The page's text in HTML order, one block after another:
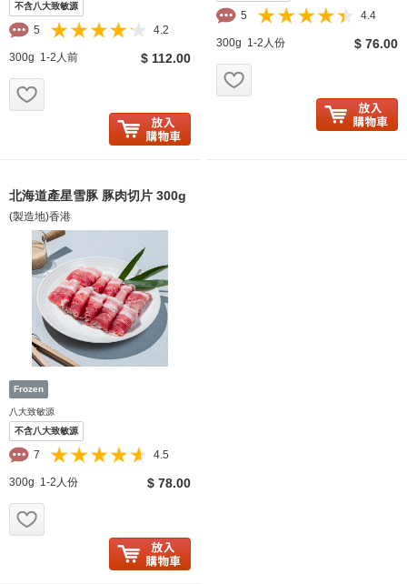
不含八大致敏源
5 4.2
300g 1-2人前 $ 112.00
5 4.4
300g 1-2人份 $ 76.00
北海道產星雪豚 豚肉切片 300g
(製造地)香港
八大致敏源
不含八大致敏源
7 4.5
300g 1-2人份 $ 78.00